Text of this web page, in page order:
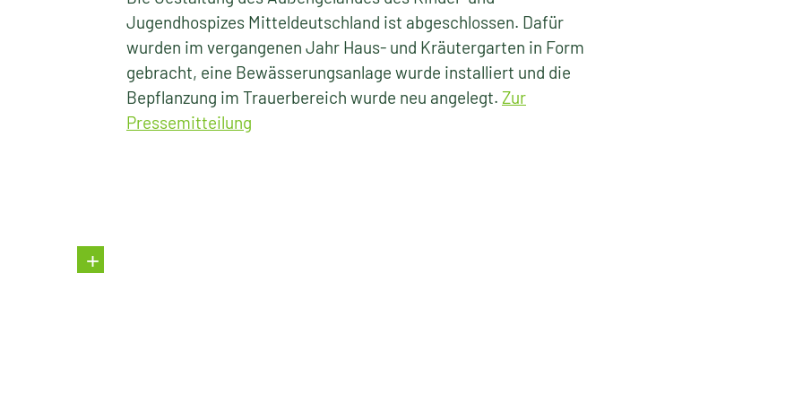
Jugendhospizes Mitteldeutschland ist abgeschlossen. Dafür
wurden im vergangenen Jahr Haus- und Kräutergarten in Form
gebracht, eine Bewässerungsanlage wurde installiert und die
Bepflanzung im Trauerbereich wurde neu angelegt. Zur
Pressemitteilung